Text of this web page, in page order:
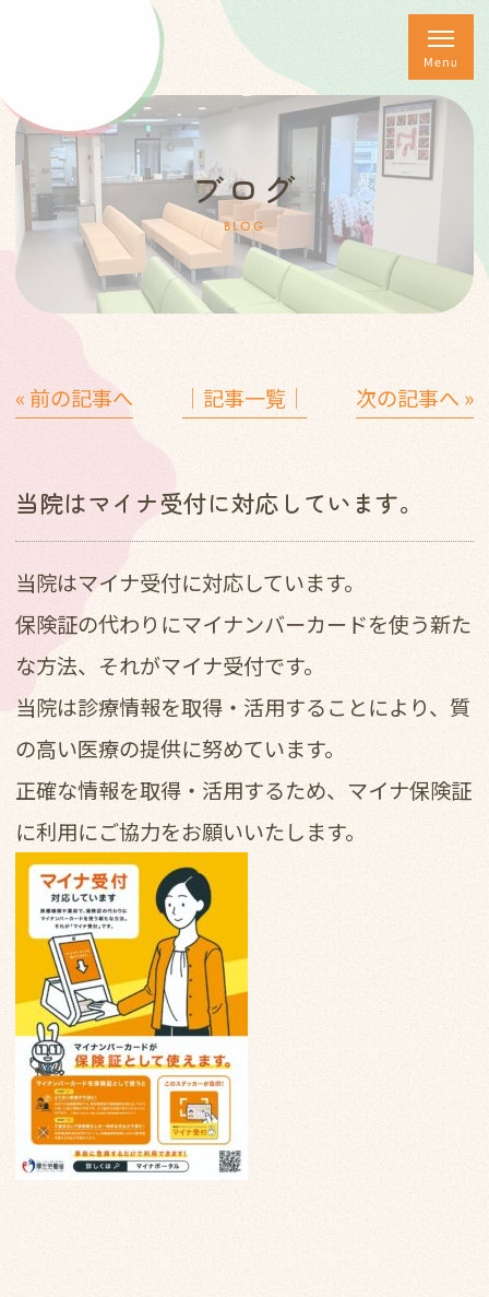
ブログ
BLOG
« 前の記事へ │記事一覧│ 次の記事へ »
当院はマイナ受付に対応しています。
当院はマイナ受付に対応しています。
保険証の代わりにマイナンバーカードを使う新た
な方法、それがマイナ受付です。
当院は診療情報を取得・活用することにより、質
の高い医療の提供に努めています。
正確な情報を取得・活用するため、マイナ保険証
に利用にご協力をお願いいたします。